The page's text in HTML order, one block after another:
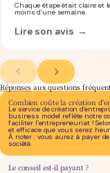
Chaque étape était claire et
moins d’une semaine.
Lire son avis →
Réponses aux questions
Combien coûte la création
Le service de création
business model reflète notre
faciliter l’entrepreneuriat !
et efficace que vous serez
À noter : vous aurez à payer
société.
Le conseil est-il payant ?
Absolument pas, nos conseils